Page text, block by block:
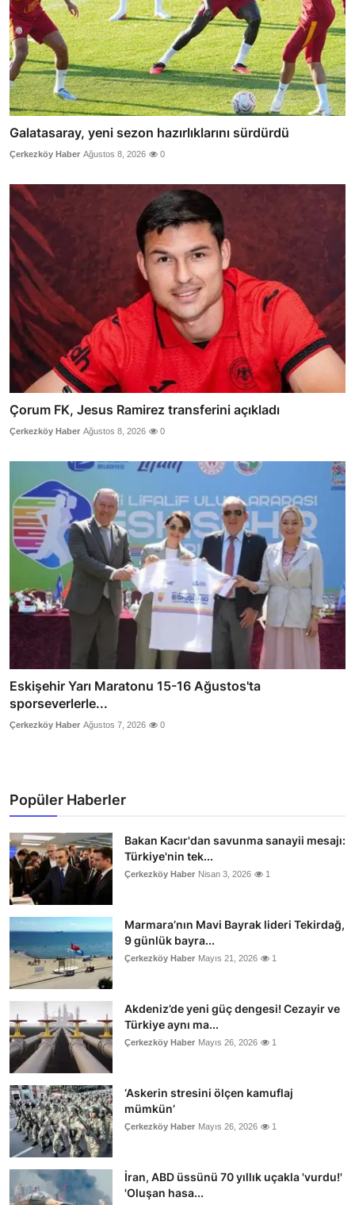
Galatasaray, yeni sezon hazırlıklarını sürdürdü
Çerkezköy Haber Ağustos 8, 2026 0
Çorum FK, Jesus Ramirez transferini açıkladı
Çerkezköy Haber Ağustos 8, 2026 0
Eskişehir Yarı Maratonu 15-16 Ağustos'ta
sporseverlerle...
Çerkezköy Haber Ağustos 7, 2026 0
Popüler Haberler
Bakan Kacır'dan savunma sanayii mesajı:
Türkiye'nin tek...
Çerkezköy Haber Nisan 3, 2026 1
Marmara’nın Mavi Bayrak lideri Tekirdağ,
9 günlük bayra...
Çerkezköy Haber Mayıs 21, 2026 1
Akdeniz’de yeni güç dengesi! Cezayir ve
Türkiye aynı ma...
Çerkezköy Haber Mayıs 26, 2026 1
‘Askerin stresini ölçen kamuflaj
mümkün’
Çerkezköy Haber Mayıs 26, 2026 1
İran, ABD üssünü 70 yıllık uçakla 'vurdu!'
'Oluşan hasa...